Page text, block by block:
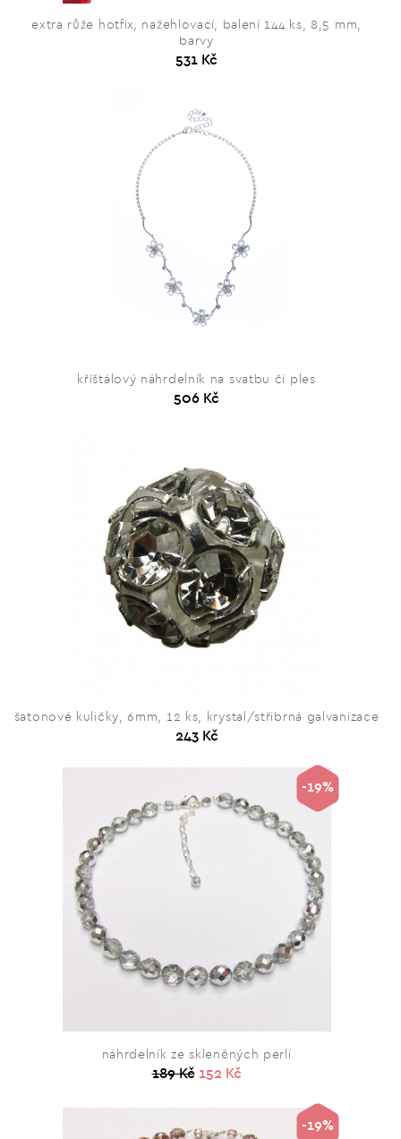
extra růže hotfix, nažehlovací, balení 144 ks, 8,5 mm,
barvy
531 Kč
kříštálový náhrdelník na svatbu či ples
506 Kč
šatonové kuličky, 6mm, 12 ks, krystal/střibrná galvanizace
243 Kč
náhrdelník ze skleněných perlí
189 Kč 152 Kč
-19%
-19%